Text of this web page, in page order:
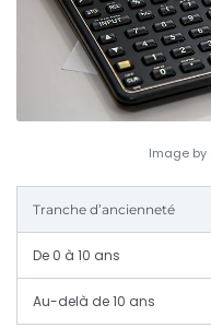
Image by
Tranche d’ancienneté
De 0 à 10 ans
Au-delà de 10 ans